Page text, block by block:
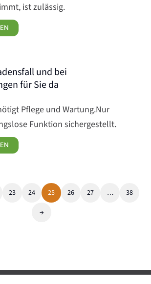
ist zulässig.
und bei
für Sie da
Pflege und Wartung.Nur
Funktion sichergestellt.
23 24 25 26 27 …
38
→